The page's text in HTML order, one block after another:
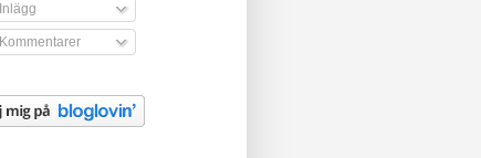
Inlägg
Kommentarer